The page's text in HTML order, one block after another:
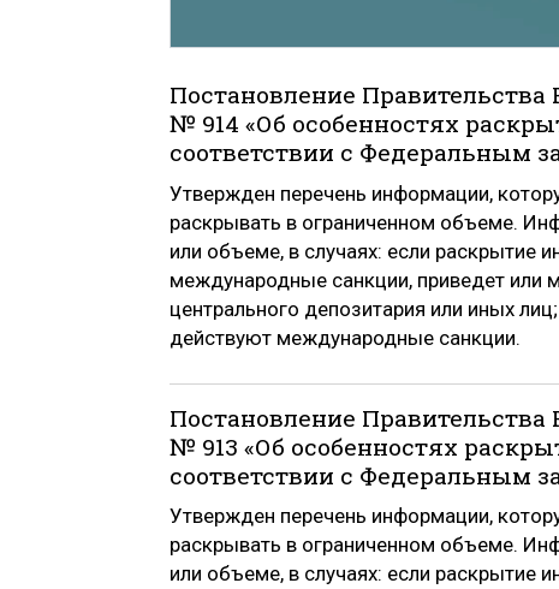
Постановление Правительства
№ 914 «Об особенностях
соответствии с Федеральным
Утвержден перечень информации,
раскрывать в ограниченном объеме.
или объеме, в случаях: если раскрытие
международные санкции, приведет или
центрального депозитария или иных
действуют международные санкции.
Постановление Правительства
№ 913 «Об особенностях
соответствии с Федеральным
Утвержден перечень информации,
раскрывать в ограниченном объеме.
или объеме, в случаях: если раскрытие